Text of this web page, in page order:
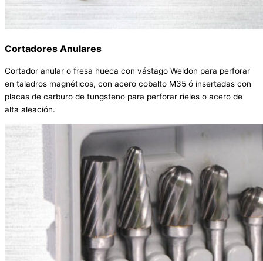
Cortadores Anulares
Cortador anular o fresa hueca con vástago Weldon para perforar
en taladros magnéticos, con acero cobalto M35 ó insertadas con
placas de carburo de tungsteno para perforar rieles o acero de
alta aleación.